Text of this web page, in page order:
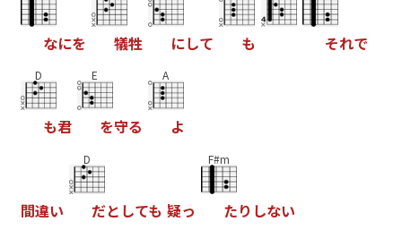
なにを 犠牲 にして も それで
D
も君
E
を守る
A
よ
間違い
D
だと しても 疑っ
F#m
たり しない